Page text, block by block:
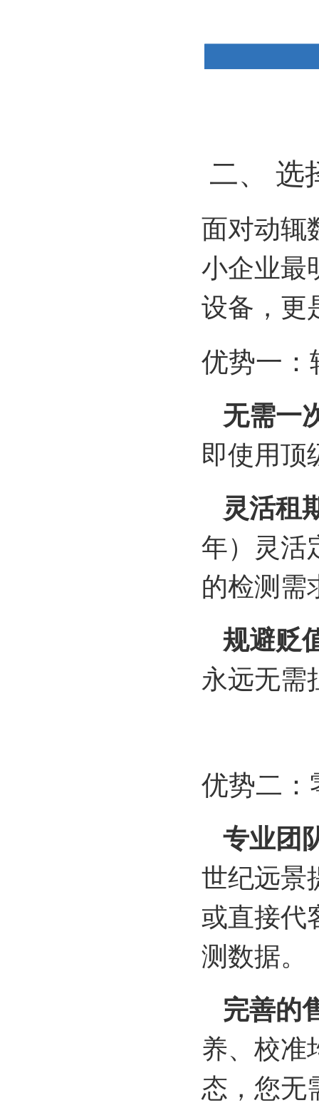
二、 选
面对动辄
小企业最
设备，更
优势一
无需一
即使用顶
灵活租
年）灵活
的检测需
规避贬
永远无需
优势二
专业团
世纪远景
或直接代
测数据。
完善的
养、校准
态，您无